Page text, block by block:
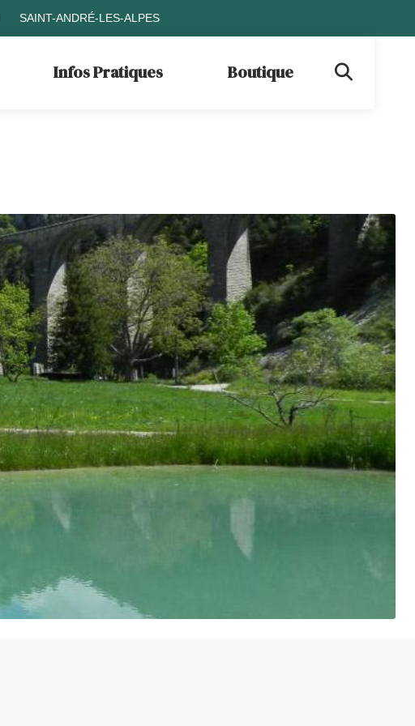
SAINT-ANDRÉ-LES-ALPES
Infos Pratiques Boutique